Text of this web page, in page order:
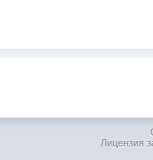
Лицензия